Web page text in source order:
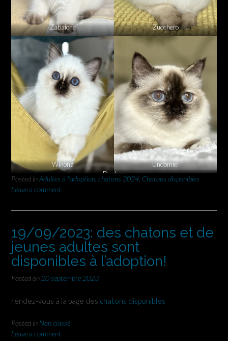
Zabaione Zucchero
Winona
Undomiel
Daphne
Posted inAdultes à l'adoption chatons 2024 Chatons disponibles
Leave a comment
19/09/2023: des chatons et de
jeunes adultes sont
disponibles à l’adoption!
Posted on 20 septembre 2023
rendez-vous à la page des chatons disponibles
Posted in Non classé
Leave a comment